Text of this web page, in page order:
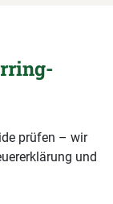
prüfen – wir
und